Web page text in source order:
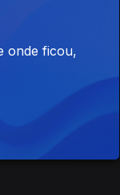
onde ficou,